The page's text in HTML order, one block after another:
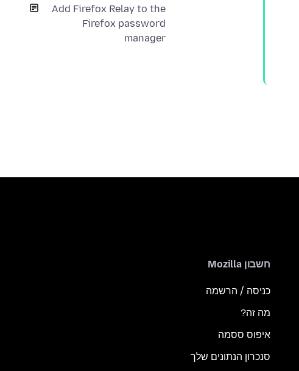
Add Firefox Relay to the
Firefox password
manager
חשבון Mozilla
כניסה / הרשמה
מה זה?
איפוס ססמה
סנכרון הנתונים שלך